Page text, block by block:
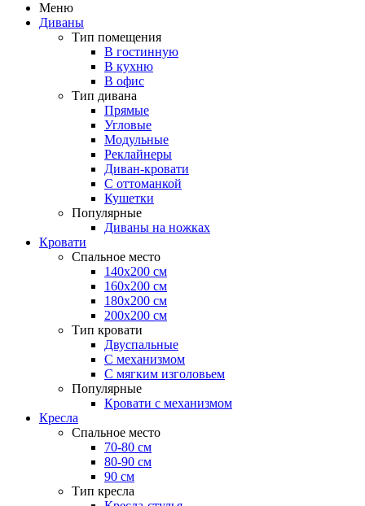
Меню
Диваны
Тип помещения
В гостинную
В кухню
В офис
Тип дивана
Прямые
Угловые
Модульные
Реклайнеры
Диван-кровати
С оттоманкой
Кушетки
Популярные
Диваны на ножках
Кровати
Спальное место
140х200 см
160х200 см
180х200 см
200х200 см
Тип кровати
Двуспальные
С механизмом
С мягким изголовьем
Популярные
Кровати с механизмом
Кресла
Спальное место
70-80 см
80-90 см
90 см
Тип кресла